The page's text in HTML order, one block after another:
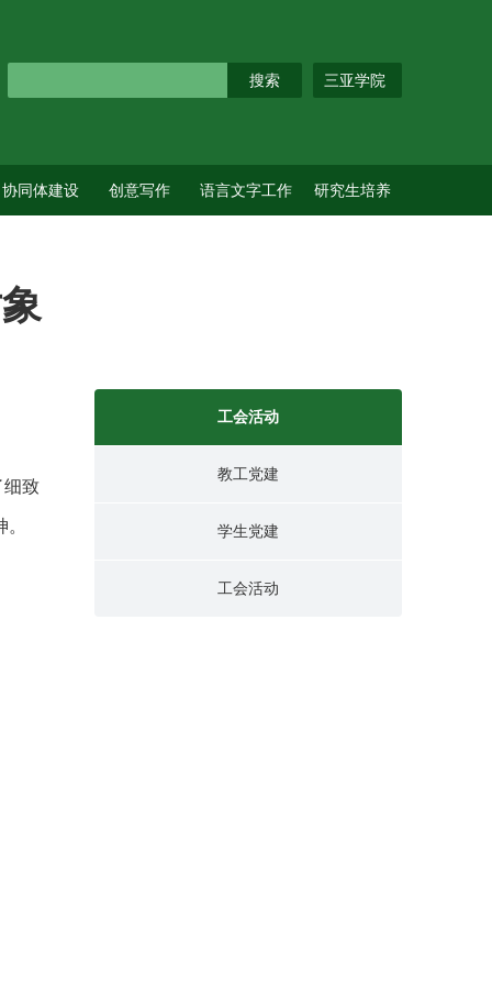
三亚学院
协同体建设 创意写作 语言文字工作 研究生培养
细致
工会活动
教工党建
学生党建
工会活动